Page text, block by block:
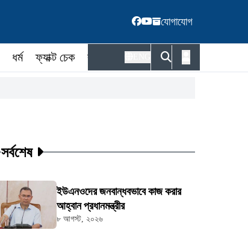
যোগাযোগ
ধর্ম ফ্যাক্ট চেক কর্মকর্তা
সর্বশেষ
ইউএনওদের জনবান্ধবভাবে কাজ করার
আহ্বান প্রধানমন্ত্রীর
৮ আগস্ট, ২০২৬